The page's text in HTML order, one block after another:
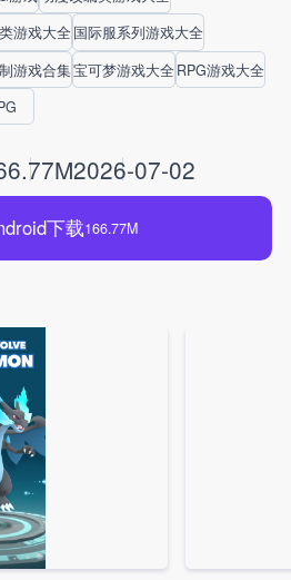
游戏大全国际服系列游戏大全
游戏合集宝可梦游戏大全RPG游戏大全
2026-07-02
下载166.77M